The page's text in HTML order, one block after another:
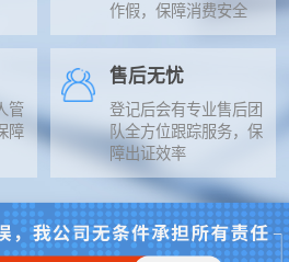
作假，保障消费安全
管
障
售后无忧
登记后会有专业售后团
队全方位跟踪服务，保
障出证效率